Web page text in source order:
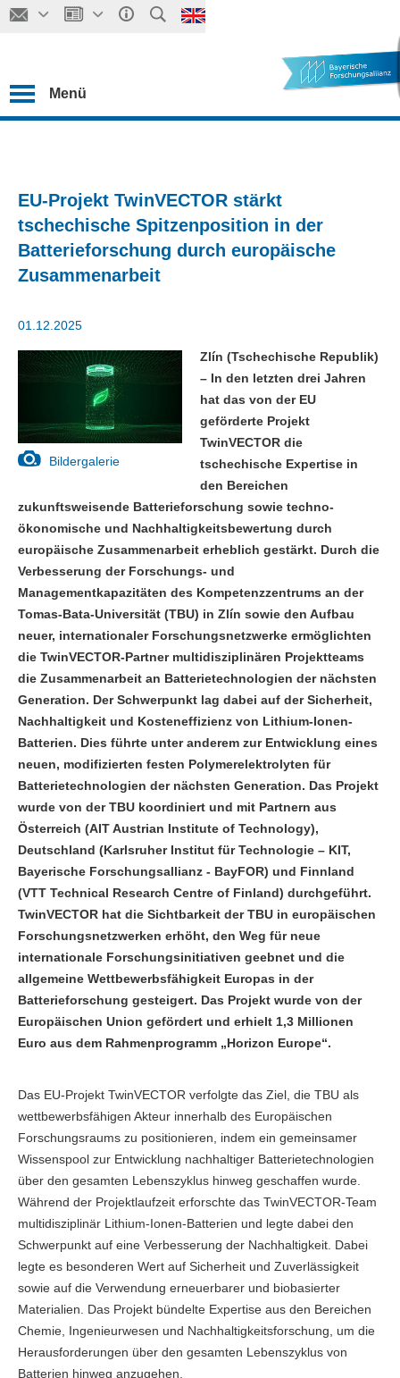
Menü
EU-Projekt TwinVECTOR stärkt
tschechische Spitzenposition in der
Batterieforschung durch europäische
Zusammenarbeit
01.12.2025
Bildergalerie
Zlín (Tschechische Republik)
– In den letzten drei Jahren
hat das von der EU
geförderte Projekt
TwinVECTOR die
tschechische Expertise in
den Bereichen
zukunftsweisende Batterieforschung sowie techno-
ökonomische und Nachhaltigkeitsbewertung durch
europäische Zusammenarbeit erheblich gestärkt. Durch die
Verbesserung der Forschungs- und
Managementkapazitäten des Kompetenzzentrums an der
Tomas-Bata-Universität (TBU) in Zlín sowie den Aufbau
neuer, internationaler Forschungsnetzwerke ermöglichten
die TwinVECTOR-Partner multidisziplinären Projektteams
die Zusammenarbeit an Batterietechnologien der nächsten
Generation. Der Schwerpunkt lag dabei auf der Sicherheit,
Nachhaltigkeit und Kosteneffizienz von Lithium-Ionen-
Batterien. Dies führte unter anderem zur Entwicklung eines
neuen, modifizierten festen Polymerelektrolyten für
Batterietechnologien der nächsten Generation. Das Projekt
wurde von der TBU koordiniert und mit Partnern aus
Österreich (AIT Austrian Institute of Technology),
Deutschland (Karlsruher Institut für Technologie – KIT,
Bayerische Forschungsallianz - BayFOR) und Finnland
(VTT Technical Research Centre of Finland) durchgeführt.
TwinVECTOR hat die Sichtbarkeit der TBU in europäischen
Forschungsnetzwerken erhöht, den Weg für neue
internationale Forschungsinitiativen geebnet und die
allgemeine Wettbewerbsfähigkeit Europas in der
Batterieforschung gesteigert. Das Projekt wurde von der
Europäischen Union gefördert und erhielt 1,3 Millionen
Euro aus dem Rahmenprogramm „Horizon Europe“.
Das EU-Projekt TwinVECTOR verfolgte das Ziel, die TBU als
wettbewerbsfähigen Akteur innerhalb des Europäischen
Forschungsraums zu positionieren, indem ein gemeinsamer
Wissenspool zur Entwicklung nachhaltiger Batterietechnologien
über den gesamten Lebenszyklus hinweg geschaffen wurde.
Während der Projektlaufzeit erforschte das TwinVECTOR-Team
multidisziplinär Lithium-Ionen-Batterien und legte dabei den
Schwerpunkt auf eine Verbesserung der Nachhaltigkeit. Dabei
legte es besonderen Wert auf Sicherheit und Zuverlässigkeit
sowie auf die Verwendung erneuerbarer und biobasierter
Materialien. Das Projekt bündelte Expertise aus den Bereichen
Chemie, Ingenieurwesen und Nachhaltigkeitsforschung, um die
Herausforderungen über den gesamten Lebenszyklus von
Batterien hinweg anzugehen.